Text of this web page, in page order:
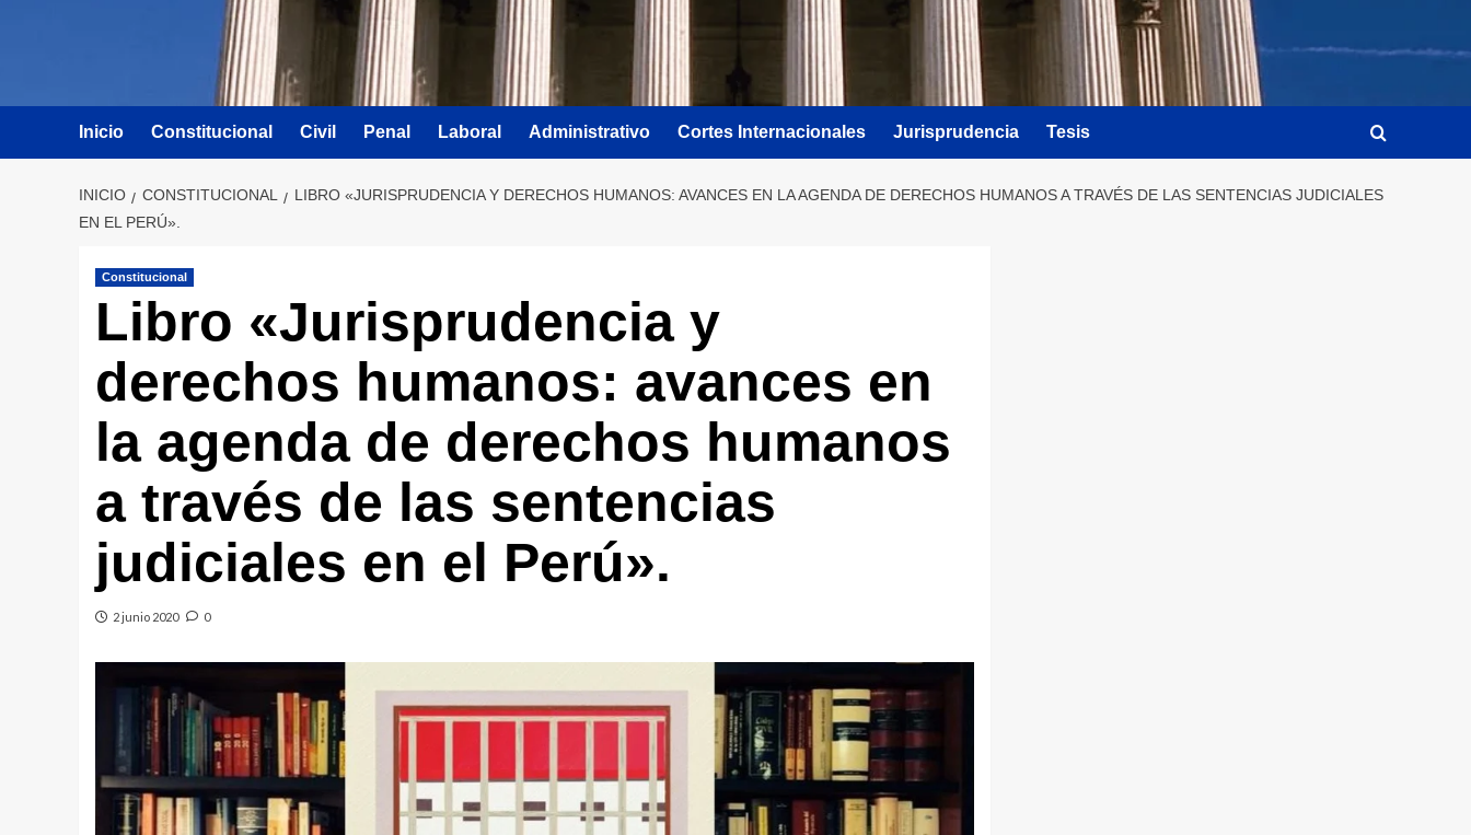
Inicio Constitucional Civil Penal Laboral Administrativo Cortes Internacionales Jurisprudencia Tesis
INICIO CONSTITUCIONAL
LIBRO «JURISPRUDENCIA Y DERECHOS HUMANOS: AVANCES EN LA AGENDA DE DERECHOS HUMANOS A TRAVÉS DE LAS SENTENCIAS JUDICIALES
EN EL PERÚ».
Constitucional
Libro «Jurisprudencia y
derechos humanos: avances en
la agenda de derechos humanos
a través de las sentencias
judiciales en el Perú».
2 junio 2020 0